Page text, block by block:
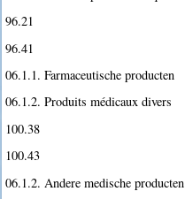
96.21
96.41
06.1.1. Farmaceutische producten
06.1.2. Produits médicaux divers
100.38
100.43
06.1.2. Andere medische producten